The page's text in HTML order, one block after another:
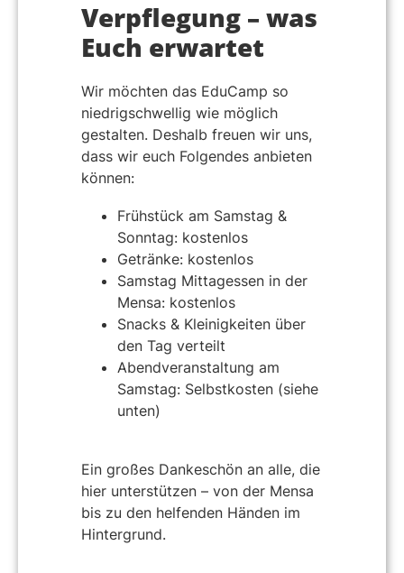
Verpflegung – was
Euch erwartet
Wir möchten das EduCamp so
niedrigschwellig wie möglich
gestalten. Deshalb freuen wir uns,
dass wir euch Folgendes anbieten
können:
Frühstück am Samstag &
Sonntag: kostenlos
Getränke: kostenlos
Samstag Mittagessen in der
Mensa: kostenlos
Snacks & Kleinigkeiten über
den Tag verteilt
Abendveranstaltung am
Samstag: Selbstkosten (siehe
unten)
Ein großes Dankeschön an alle, die
hier unterstützen – von der Mensa
bis zu den helfenden Händen im
Hintergrund.